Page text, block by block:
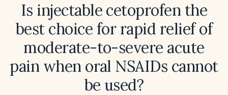
Is injectable cetoprofen the
best choice for rapid relief of
moderate-to-severe acute
pain when oral NSAIDs cannot
be used?